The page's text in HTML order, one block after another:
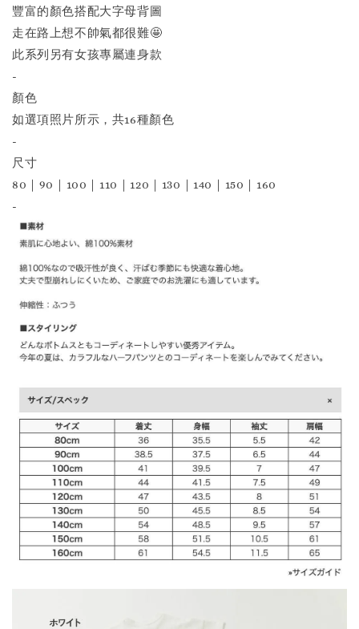
豐富的顏色搭配大字母背圖
走在路上想不帥氣都很難🤩
此系列另有女孩專屬連身款
-
顏色
如選項照片所示，共16種顏色
-
尺寸
80｜90｜100｜110｜120｜130｜140｜150｜160
-